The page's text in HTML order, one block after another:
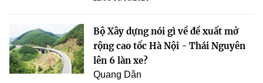
Bộ Xây dựng nói gì về đề xuất mở
rộng cao tốc Hà Nội - Thái Nguyên
lên 6 làn xe?
Quang Dân